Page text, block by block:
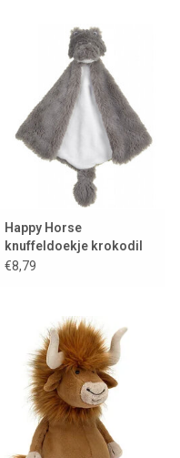
Happy Horse
knuffeldoekje krokodil
Colin
€8,79